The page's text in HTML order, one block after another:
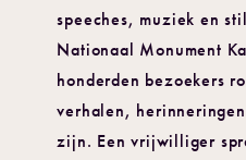
speeches, muziek en
Nationaal Monument
honderden bezoekers
verhalen,
zijn. Een vrijwilliger